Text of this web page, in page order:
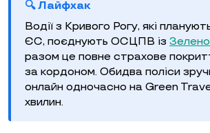
🔍 Лайфхак
Водії з Кривого Рогу, які
ЄС, поєднують ОСЦПВ із
разом це повне страхове
за кордоном. Обидва поліси
онлайн одночасно на Green
хвилин.